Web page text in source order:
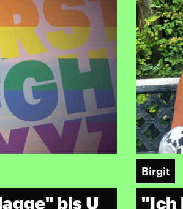
bis U
Birgit
"Ich